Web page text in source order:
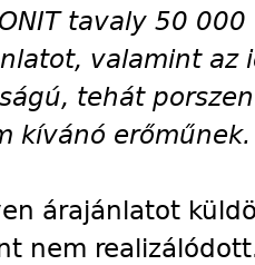
tavaly 50
valamint az
tehát
kívánó erőműnek.
árajánlatot
nem